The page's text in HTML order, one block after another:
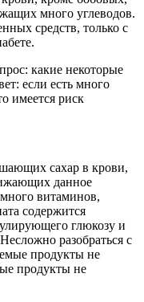
много углеводов.
средств, только с
какие некоторые
если есть много
имеется риск
сахар в крови,
данное
витаминов,
содержится
глюкозу и
разобраться с
продукты не
продукты не